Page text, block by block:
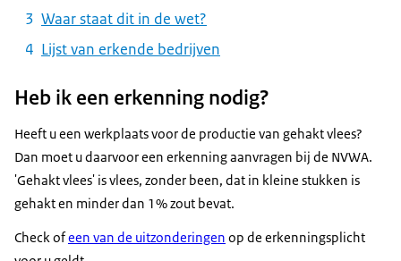
Waar staat dit in de wet?
Lijst van erkende bedrijven
Heb ik een erkenning nodig?
Heeft u een werkplaats voor de productie van gehakt vlees?
Dan moet u daarvoor een erkenning aanvragen bij de NVWA.
'Gehakt vlees' is vlees, zonder been, dat in kleine stukken is
gehakt en minder dan 1% zout bevat.
Check ofeen van de uitzonderingen op de erkenningsplicht